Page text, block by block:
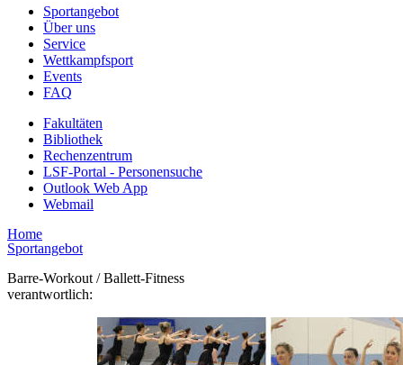
Sportangebot
Über uns
Service
Wettkampfsport
Events
FAQ
Fakultäten
Bibliothek
Rechenzentrum
LSF-Portal - Personensuche
Outlook Web App
Webmail
Home
Sportangebot
Barre-Workout / Ballett-Fitness
verantwortlich: